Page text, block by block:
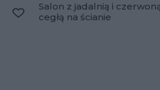
Dodaj do ulubionych
Salon z jadalnią i
cegłą na ścianie